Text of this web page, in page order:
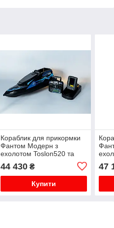
Кораблик для прикормки
Фантом Модерн з
ехолотом Toslon520 та
GPS автопілотом (V3_6+1)
Чорний з синіми
наклейками
44 430₴
Купити
47